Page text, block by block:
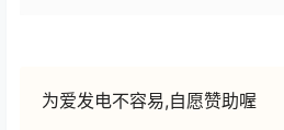
为爱发电不容易,自愿赞助喔